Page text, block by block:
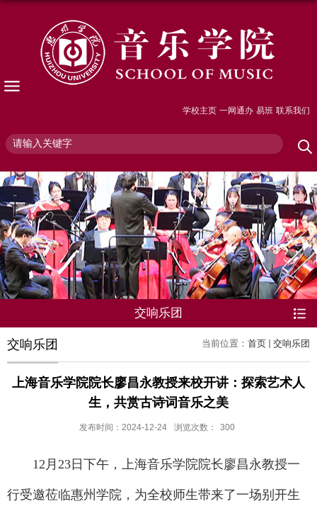
学校主页 一网通办 易班 联系我们
交响乐团
当前位置： 首页 交响乐团
交响乐团
上海音乐学院院长廖昌永教授来校开讲：探索艺术人
生，共赏古诗词音乐之美
发布时间：2024-12-24 浏览次数： 300
12月23日下午，上海音乐学院院长廖昌永教授一
行受邀莅临惠州学院，为全校师生带来了一场别开生